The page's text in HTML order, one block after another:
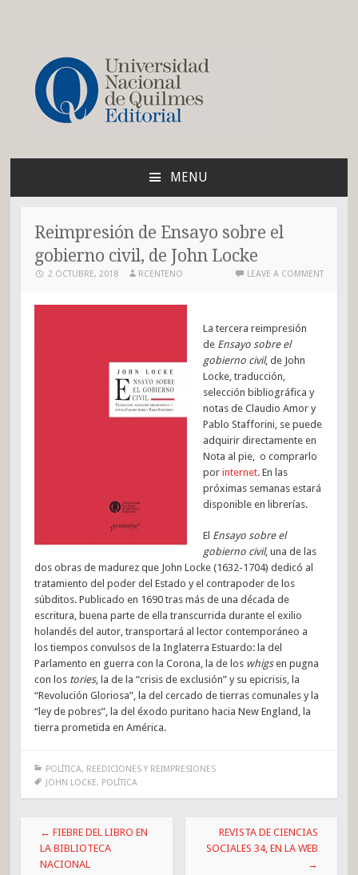
Blog de la Editorial de
MENU
CONTENT
Reimpresión de Ensayo sobre el
gobierno civil, de John Locke
2 OCTUBRE, 2018 RCENTENO LEAVE A COMMENT
La tercera reimpresión
de Ensayo sobre el
gobierno civil, de John
Locke, traducción,
selección bibliográfica y
notas de Claudio Amor y
Pablo Stafforini, se puede
adquirir directamente en
Nota al pie, o comprarlo
por internet. En las
próximas semanas estará
disponible en librerías.
El Ensayo sobre el
gobierno civil, una de las
dos obras de madurez que John Locke (1632-1704) dedicó al
tratamiento del poder del Estado y el contrapoder de los
súbditos. Publicado en 1690 tras más de una década de
escritura, buena parte de ella transcurrida durante el exilio
holandés del autor, transportará al lector contemporáneo a
los tiempos convulsos de la Inglaterra Estuardo: la del
Parlamento en guerra con la Corona, la de los whigsen pugna
con los tories, la de la “crisis de exclusión” y su epicrisis, la
“Revolución Gloriosa”, la del cercado de tierras comunales y la
“ley de pobres”, la del éxodo puritano hacia New England, la
tierra prometida en América.
POLÍTICA, REEDICIONES Y REIMPRESIONES
JOHN LOCKE, POLÍTICA
Post
navigation
← FIEBRE DEL LIBRO EN
LA BIBLIOTECA
NACIONAL
REVISTA DE CIENCIAS
SOCIALES 34, EN LA WEB
→